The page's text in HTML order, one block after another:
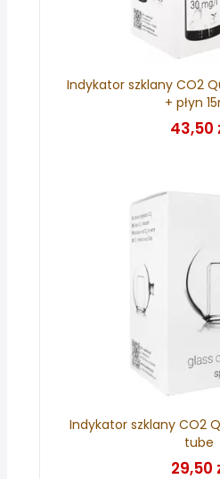
Indykator szklany CO2
+ płyn
43,50
Indykator szklany CO2
tube
29,50